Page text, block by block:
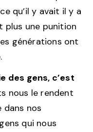
qu’il y avait il y a
plus une punition
générations ont
des gens, c’est
nous le rendent
dans nos
qui nous